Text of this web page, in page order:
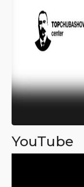
YouTube